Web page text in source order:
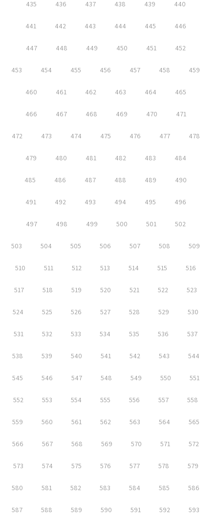
435 436 437 438 439 440
441 442 443 444 445 446
447 448 449 450 451 452
453 454 455 456 457 458 459
460 461 462 463 464 465
466 467 468 469 470 471
472 473 474 475 476 477 478
479 480 481 482 483 484
485 486 487 488 489 490
491 492 493 494 495 496
497 498 499 500 501 502
503 504 505 506 507 508 509
510 511 512 513 514 515 516
517 518 519 520 521 522 523
524 525 526 527 528 529 530
531 532 533 534 535 536 537
538 539 540 541 542 543 544
545 546 547 548 549 550 551
552 553 554 555 556 557 558
559 560 561 562 563 564 565
566 567 568 569 570 571 572
573 574 575 576 577 578 579
580 581 582 583 584 585 586
587 588 589 590 591 592 593